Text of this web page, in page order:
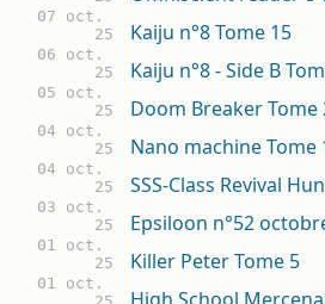
07 oct.
25
Kaiju n°8 Tome 15
06 oct.
25
Kaiju n°8 - Side B
05 oct.
25
Doom Breaker Tome
04 oct.
25
Nano machine Tome
04 oct.
25
SSS-Class Revival
03 oct.
25
Epsiloon n°52
01 oct.
25
Killer Peter Tome 5
01 oct.